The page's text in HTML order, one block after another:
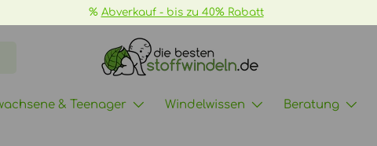
📦GRATIS Versand ab 70€ ->mehr Infos
& Teenager Windelwissen Beratung